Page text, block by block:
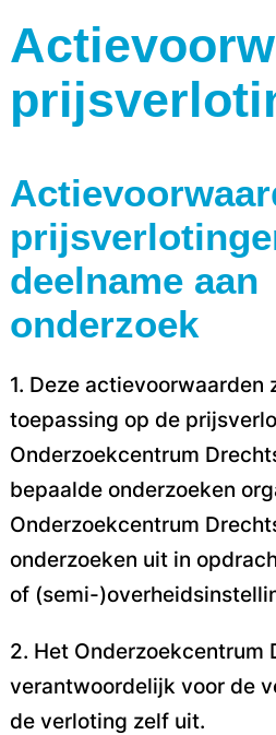
deelname aan
onderzoek
1. Deze actievoorwaarden
toepassing op de
Onderzoekcentrum
bepaalde onderzoeken
Onderzoekcentrum
onderzoeken uit in
of (semi-
2. Het Onderzoekcentrum
verantwoordelijk voor de
de verloting zelf uit.